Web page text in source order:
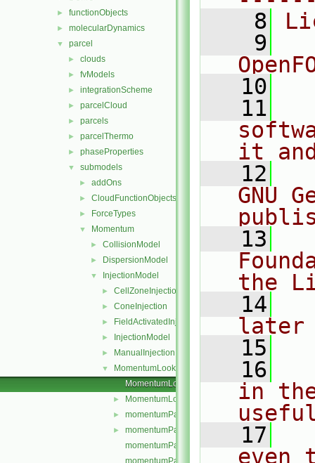
► functionObjects
► molecularDynamics
▼ parcel
► clouds
► fvModels
► integrationScheme
► parcelCloud
► parcels
► parcelThermo
► phaseProperties
▼ submodels
► addOns
► CloudFunctionObjects
► ForceTypes
▼ Momentum
► CollisionModel
► DispersionModel
▼ InjectionModel
► CellZoneInjection
► ConeInjection
► FieldActivatedInjection
► InjectionModel
► ManualInjection
▼
MomentumLookupTableInjection
MomentumLookupTableInjection.C
► MomentumLookupTableInjection.H
► momentumParcelInjectionData.C
►
momentumParcelInjectionData.H
momentumParcelInjectionDataI.H
momentumParcelInjectionDataIO.C
    8
    9
   10
   11
it
   12
GNU
   13
the
   14
later
   15
   16
in
   17
even